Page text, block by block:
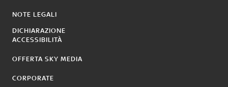
NOTE LEGALI
DICHIARAZIONE
ACCESSIBILITÀ
OFFERTA SKY MEDIA
CORPORATE